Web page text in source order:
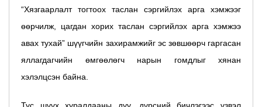
“Хязгаарлалт тогтоох таслан сэргийлэх арга хэмжээг
өөрчилж, цагдан хорих таслан сэргийлэх арга хэмжээ
авах тухай” шүүгчийн захирамжийг эс зөвшөөрч гаргасан
яллагдагчийн өмгөөлөгч нарын гомдлыг хянан
хэлэлцсэн байна.
Тус шүүх хуралдааны дуу, дүрсний бичлэгээс үзвэл